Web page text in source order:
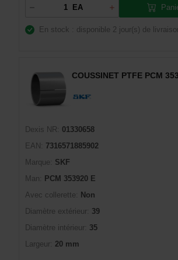
EA
En stock : disponible 2 jour(s) de
COUSSINET PTFE PCM
Dexis NR:
01330658
EAN:
7316571885902
Marque:
SKF
Man:
PCM 353920 E
Avec collerette:
Non
Diamètre extérieur: 39
Diamètre intérieur: 35
Largeur: 20 mm